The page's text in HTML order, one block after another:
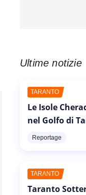
Ultime notizie
TARANTO
Le Isole
nel Golfo di
Reportage
TARANTO
Taranto